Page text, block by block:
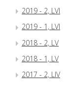
2019 - 2, LVI
2019 - 1, LVI
2018 - 2, LV
2018 - 1, LV
2017 - 2, LIV